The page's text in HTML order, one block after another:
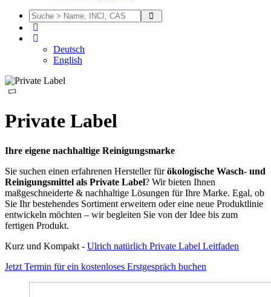
Deutsch
English
Private Label
Ihre eigene nachhaltige Reinigungsmarke
Sie suchen einen erfahrenen Hersteller fürökologische Wasch- und
Reinigungsmittel als Private Label? Wir bieten Ihnen
maßgeschneiderte & nachhaltige Lösungen für Ihre Marke. Egal, ob
Sie Ihr bestehendes Sortiment erweitern oder eine neue Produktlinie
entwickeln möchten – wir begleiten Sie von der Idee bis zum
fertigen Produkt.
Kurz und Kompakt - Ulrich natürlich Private Label Leitfaden
Jetzt Termin für ein kostenloses Erstgespräch buchen